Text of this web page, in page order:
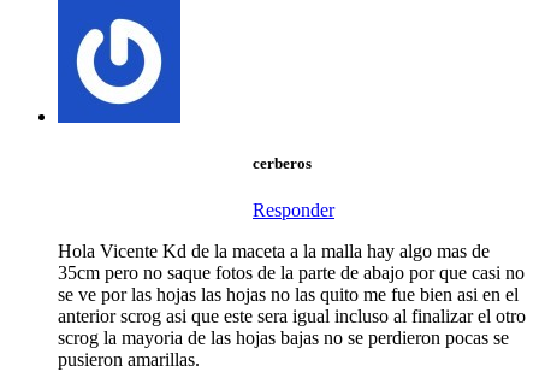
cerberos
Responder
Hola Vicente Kd de la maceta a la malla hay algo mas de
35cm pero no saque fotos de la parte de abajo por que casi no
se ve por las hojas las hojas no las quito me fue bien asi en el
anterior scrog asi que este sera igual incluso al finalizar el otro
scrog la mayoria de las hojas bajas no se perdieron pocas se
pusieron amarillas.